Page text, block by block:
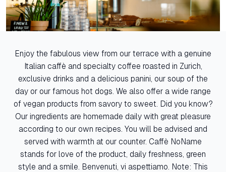
Enjoy the fabulous view from our terrace with a genuine
Italian caffè and specialty coffee roasted in Zurich,
exclusive drinks and a delicious panini, our soup of the
day or our famous hot dogs. We also offer a wide range
of vegan products from savory to sweet. Did you know?
Our ingredients are homemade daily with great pleasure
according to our own recipes. You will be advised and
served with warmth at our counter. Caffè NoName
stands for love of the product, daily freshness, green
style and a smile. Benvenuti, vi aspettiamo. Note: This